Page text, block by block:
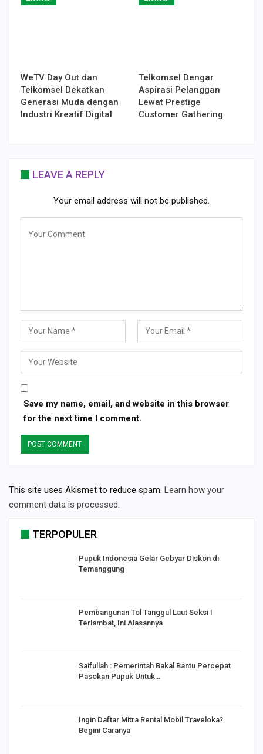
WeTV Day Out dan
Telkomsel Dekatkan
Generasi Muda dengan
Industri Kreatif Digital
Telkomsel Dengar
Aspirasi Pelanggan
Lewat Prestige
Customer Gathering
LEAVE A REPLY
Your email address will not be published.
Save my name, email, and website in this browser
for the next time I comment.
This site uses Akismet to reduce spam. Learn how your
comment data is processed.
TERPOPULER
Pupuk Indonesia Gelar Gebyar Diskon di
Temanggung
Pembangunan Tol Tanggul Laut Seksi I
Terlambat, Ini Alasannya
Saifullah : Pemerintah Bakal Bantu Percepat
Pasokan Pupuk Untuk…
Ingin Daftar Mitra Rental Mobil Traveloka?
Begini Caranya